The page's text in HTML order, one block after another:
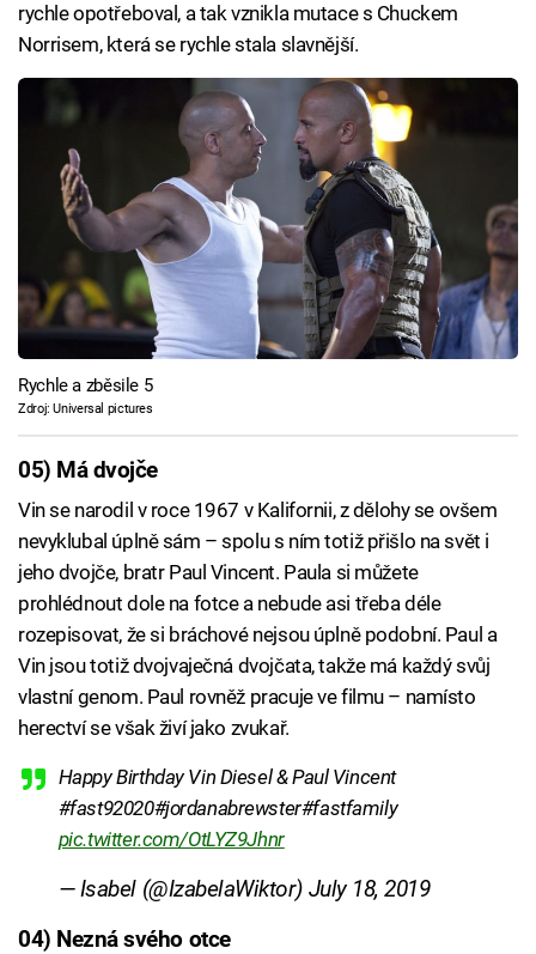
rychle opotřeboval, a tak vznikla mutace s Chuckem
Norrisem, která se rychle stala slavnější.
Rychle a zběsile 5
Zdroj: Universal pictures
05) Má dvojče
Vin se narodil v roce 1967 v Kalifornii, z dělohy se ovšem
nevyklubal úplně sám – spolu s ním totiž přišlo na svět i
jeho dvojče, bratr Paul Vincent. Paula si můžete
prohlédnout dole na fotce a nebude asi třeba déle
rozepisovat, že si bráchové nejsou úplně podobní. Paul a
Vin jsou totiž dvojvaječná dvojčata, takže má každý svůj
vlastní genom. Paul rovněž pracuje ve filmu – namísto
herectví se však živí jako zvukař.
Happy Birthday Vin Diesel & Paul Vincent
#fast92020#jordanabrewster#fastfamily
pic.twitter.com/OtLYZ9Jhnr
— Isabel (@IzabelaWiktor) July 18, 2019
04) Nezná svého otce